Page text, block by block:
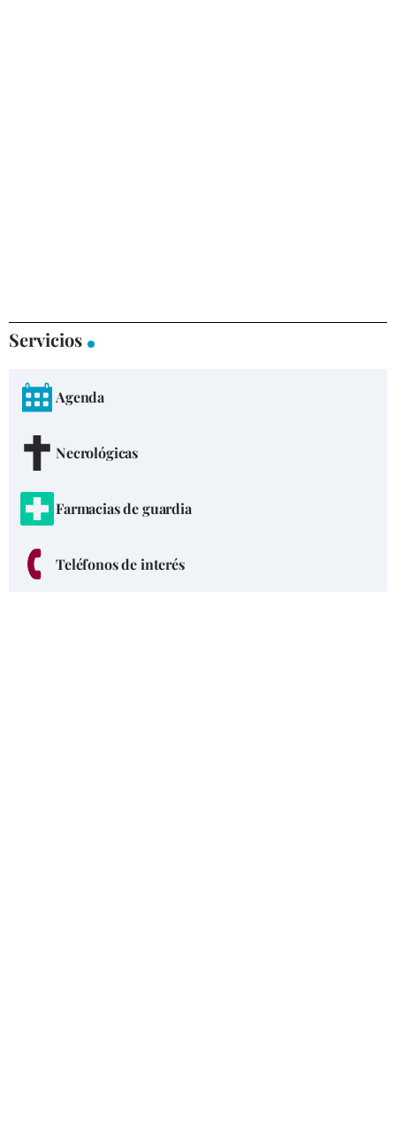
Servicios
Agenda
Necrológicas
Farmacias de guardia
Teléfonos de interés